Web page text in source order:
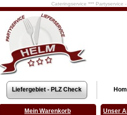
Cateringservice *** Partyservice
Liefergebiet - PLZ Check
Mein Warenkorb
Unser